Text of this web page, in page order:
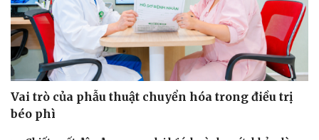
Vai trò của phẫu thuật chuyển hóa trong điều trị
béo phì